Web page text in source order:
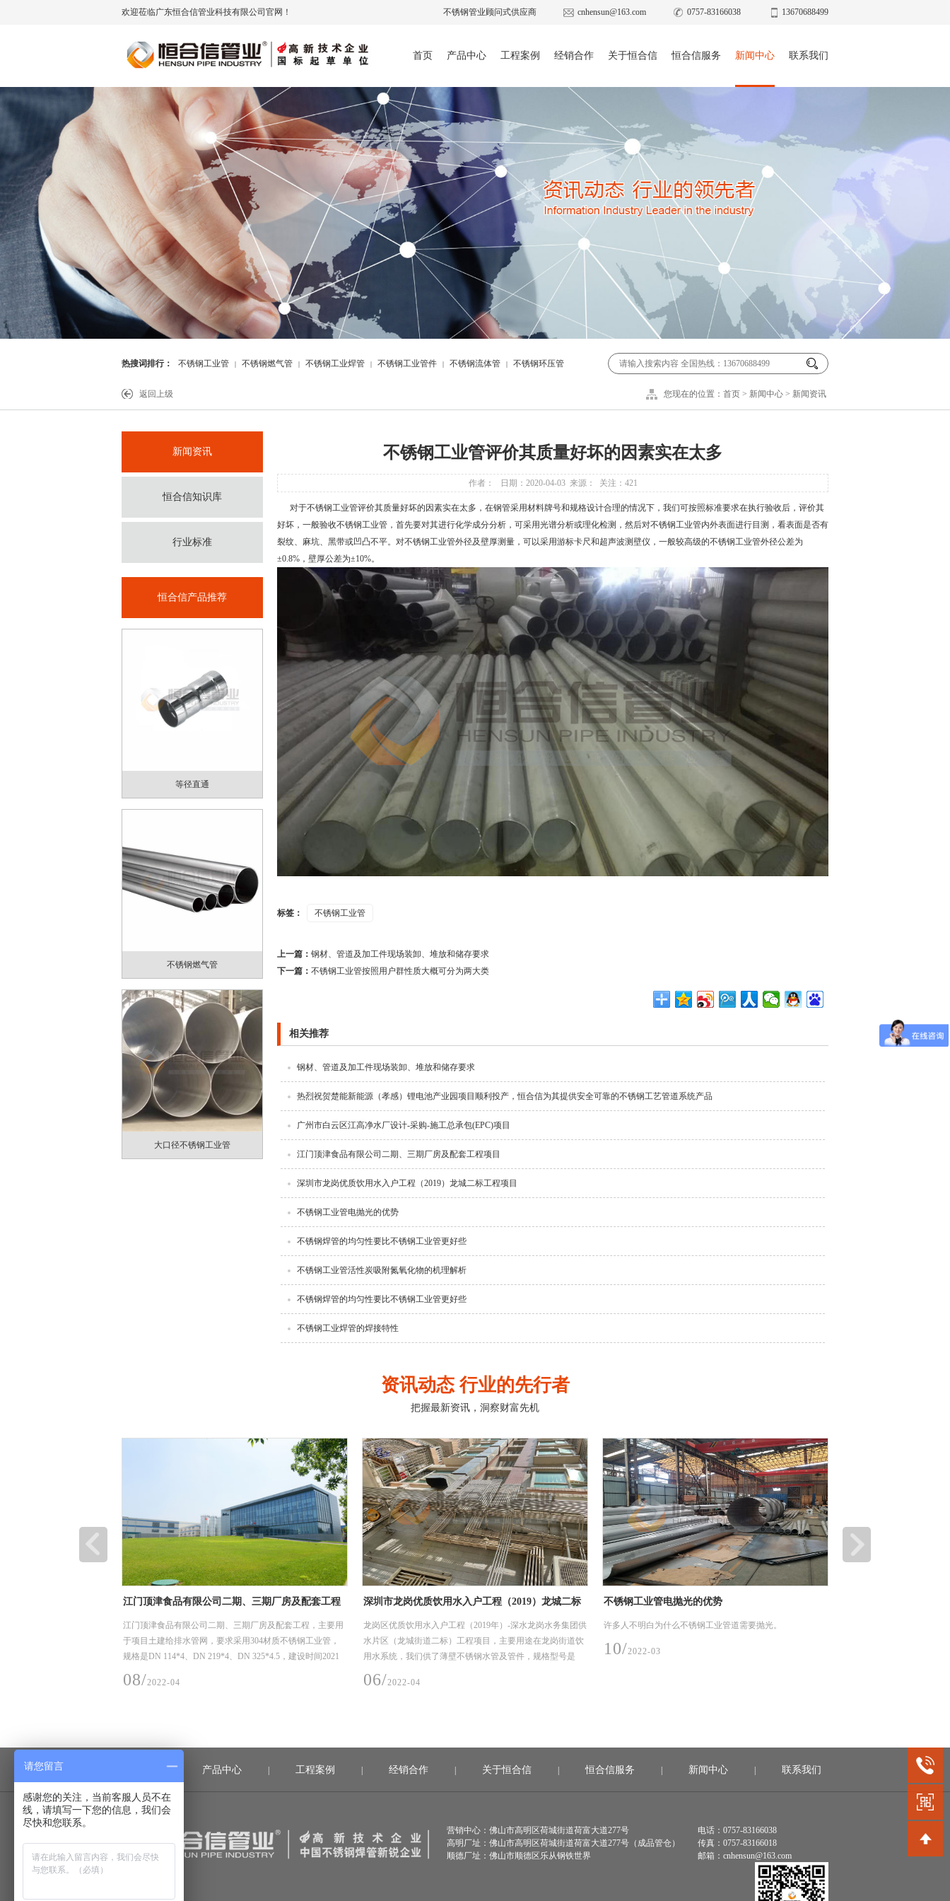
欢迎莅临广东恒合信管业科技有限公司官网！ 不锈钢管业顾问式供应商 cnhensun@163.com 0757-83166038 13670688499
首页 产品中心 工程案例 经销合作 关于恒合信 恒合信服务 新闻中心 联系我们
热搜词排行： 不锈钢工业管 | 不锈钢燃气管 | 不锈钢工业焊管 | 不锈钢工业管件 | 不锈钢流体管 | 不锈钢环压管
返回上级
您现在的位置： 首页 > 新闻中心 > 新闻资讯
新闻资讯
恒合信知识库
行业标准
恒合信产品推荐
等径直通
不锈钢燃气管
大口径不锈钢工业管
不锈钢工业管评价其质量好坏的因素实在太多
作者： 日期：2020-04-03 来源： 关注： 421
对于不锈钢工业管评价其质量好坏的因素实在太多，在钢管采用材料牌号和规格设计合理的情况下，我们可按照标准要求在执行验收后，评价其
好坏，一般验收不锈钢工业管，首先要对其进行化学成分分析，可采用光谱分析或理化检测，然后对不锈钢工业管内外表面进行目测，看表面是否有
裂纹、麻坑、黑带或凹凸不平。对不锈钢工业管外径及壁厚测量，可以采用游标卡尺和超声波测壁仪，一般较高级的不锈钢工业管外径公差为
±0.8%，壁厚公差为±10%。
标签： 不锈钢工业管
上一篇： 钢材、管道及加工件现场装卸、堆放和储存要求
下一篇： 不锈钢工业管按照用户群性质大概可分为两大类
相关推荐
钢材、管道及加工件现场装卸、堆放和储存要求
热烈祝贺楚能新能源（孝感）锂电池产业园项目顺利投产，恒合信为其提供安全可靠的不锈钢工艺管道系统产品
广州市白云区江高净水厂设计-采购-施工总承包(EPC)项目
江门顶津食品有限公司二期、三期厂房及配套工程项目
深圳市龙岗优质饮用水入户工程（2019）龙城二标工程项目
不锈钢工业管电抛光的优势
不锈钢焊管的均匀性要比不锈钢工业管更好些
不锈钢工业管活性炭吸附氮氧化物的机理解析
不锈钢焊管的均匀性要比不锈钢工业管更好些
不锈钢工业焊管的焊接特性
资讯动态 行业的先行者
把握最新资讯，洞察财富先机
深圳市龙岗优质饮用水入户工程（2019）龙城二标
工程项目
龙岗区优质饮用水入户工程（2019年）-深水龙岗水务集团供
水片区（龙城街道二标）工程项目，主要用途在龙岗街道饮
用水系统，我们供了薄壁不锈钢水管及管件，规格型号是
DN15-50，材质是304，核心技术采用卡压式。
06/2022-04
不锈钢工业管电抛光的优势
许多人不明白为什么不锈钢工业管道需要抛光。
10/2022-03
不锈钢焊管的均匀性要比不锈钢工业管更好些
在性能方面，不锈钢焊管的均匀性要比不锈钢工业管更好
些、表面质量更优。
| 产品中心 工程案例 经销合作 关于恒合信 恒合信服务 新闻中心 联系我们
营销中心：佛山市高明区荷城街道荷富大道277号
高明厂址：佛山市高明区荷城街道荷富大道277号（成品管仓）
顺德厂址：佛山市顺德区乐从钢铁世界
电话：0757-83166038
传真：0757-83166018
邮箱：cnhensun@163.com
请您留言
感谢您的关注，当前客服人员不在
线，请填写一下您的信息，我们会
尽快和您联系。